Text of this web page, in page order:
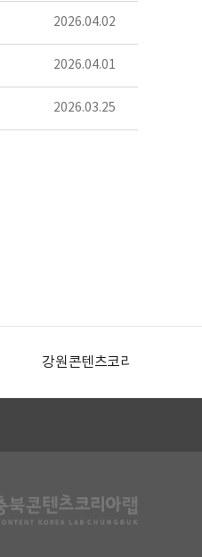
2026.04.02
2026.04.01
2026.03.25
강원콘텐츠코리아랩